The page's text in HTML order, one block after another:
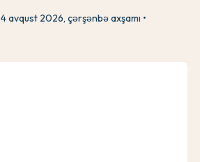
4 avqust 2026, çərşənbə axşamı